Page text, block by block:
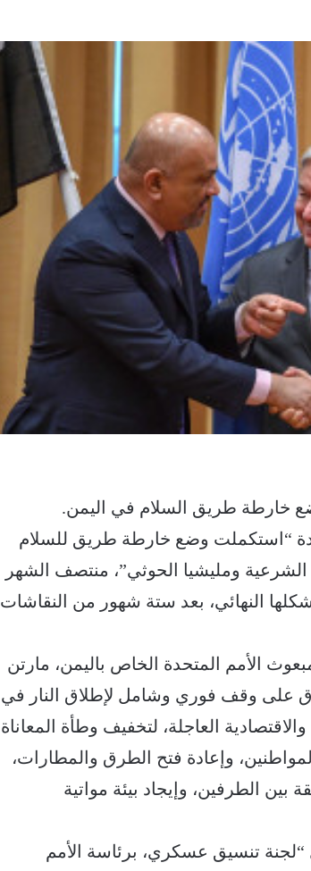
خارطة طريق السلام في اليمن.
“استكملت وضع خارطة طريق للسلام
ومليشيا الحوثي”، منتصف الشهر
النهائي، بعد ستة شهور من النقاشات
الأمم المتحدة الخاص باليمن، مارتن
على وقف فوري وشامل لإطلاق النار في
العاجلة، لتخفيف وطأة المعاناة
وإعادة فتح الطرق والمطارات،
بين الطرفين، وإيجاد بيئة مواتية
تنسيق عسكري، برئاسة الأمم